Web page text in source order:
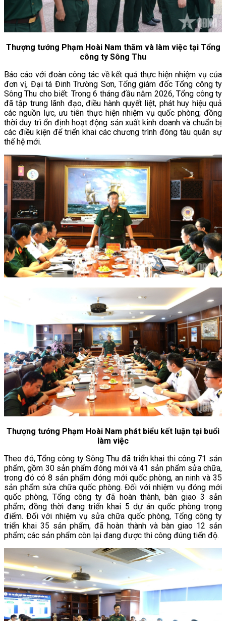
Thượng tướng Phạm Hoài Nam thăm và làm việc tại Tổng
công ty Sông Thu
Báo cáo với đoàn công tác về kết quả thực hiện nhiệm vụ của
đơn vị, Đại tá Đinh Trường Sơn, Tổng giám đốc Tổng công ty
Sông Thu cho biết: Trong 6 tháng đầu năm 2026, Tổng công ty
đã tập trung lãnh đạo, điều hành quyết liệt, phát huy hiệu quả
các nguồn lực, ưu tiên thực hiện nhiệm vụ quốc phòng; đồng
thời duy trì ổn định hoạt động sản xuất kinh doanh và chuẩn bị
các điều kiện để triển khai các chương trình đóng tàu quân sự
thế hệ mới.
Thượng tướng Phạm Hoài Nam phát biểu kết luận tại buổi
làm việc
Theo đó, Tổng công ty Sông Thu đã triển khai thi công 71 sản
phẩm, gồm 30 sản phẩm đóng mới và 41 sản phẩm sửa chữa,
trong đó có 8 sản phẩm đóng mới quốc phòng, an ninh và 35
sản phẩm sửa chữa quốc phòng. Đối với nhiệm vụ đóng mới
quốc phòng, Tổng công ty đã hoàn thành, bàn giao 3 sản
phẩm; đồng thời đang triển khai 5 dự án quốc phòng trọng
điểm. Đối với nhiệm vụ sửa chữa quốc phòng, Tổng công ty
triển khai 35 sản phẩm, đã hoàn thành và bàn giao 12 sản
phẩm; các sản phẩm còn lại đang được thi công đúng tiến độ.